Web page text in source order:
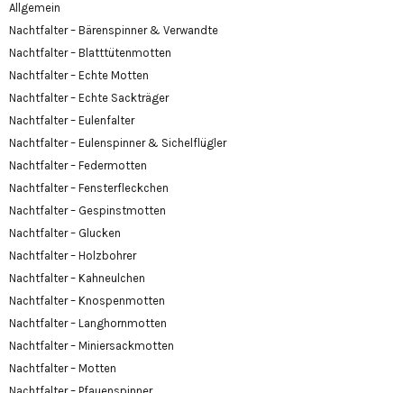
Allgemein
Nachtfalter – Bärenspinner & Verwandte
Nachtfalter – Blatttütenmotten
Nachtfalter – Echte Motten
Nachtfalter – Echte Sackträger
Nachtfalter – Eulenfalter
Nachtfalter – Eulenspinner & Sichelflügler
Nachtfalter – Federmotten
Nachtfalter – Fensterfleckchen
Nachtfalter – Gespinstmotten
Nachtfalter – Glucken
Nachtfalter – Holzbohrer
Nachtfalter – Kahneulchen
Nachtfalter – Knospenmotten
Nachtfalter – Langhornmotten
Nachtfalter – Miniersackmotten
Nachtfalter – Motten